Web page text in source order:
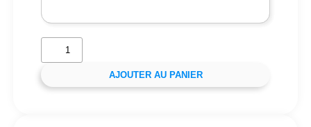
AJOUTER AU PANIER